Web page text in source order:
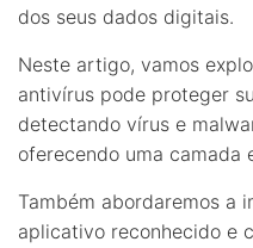
dos seus dados digitais.
Neste artigo, vamos
antivírus pode proteger
detectando vírus e
oferecendo uma camada
Também abordaremos a
aplicativo reconhecido e